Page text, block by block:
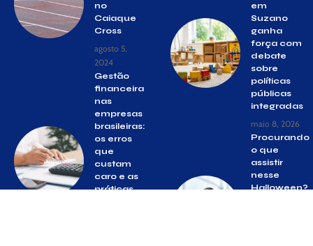
no
Caiaque
Cross
agosto 5,
2024
Gestão
financeira
nas
empresas
brasileiras:
os erros
que
custam
caro e as
práticas
em
Suzano
ganha
força com
debate
sobre
políticas
públicas
integradas
maio 8, 2026
Procurando
o que
assistir
nesse
Halloween?